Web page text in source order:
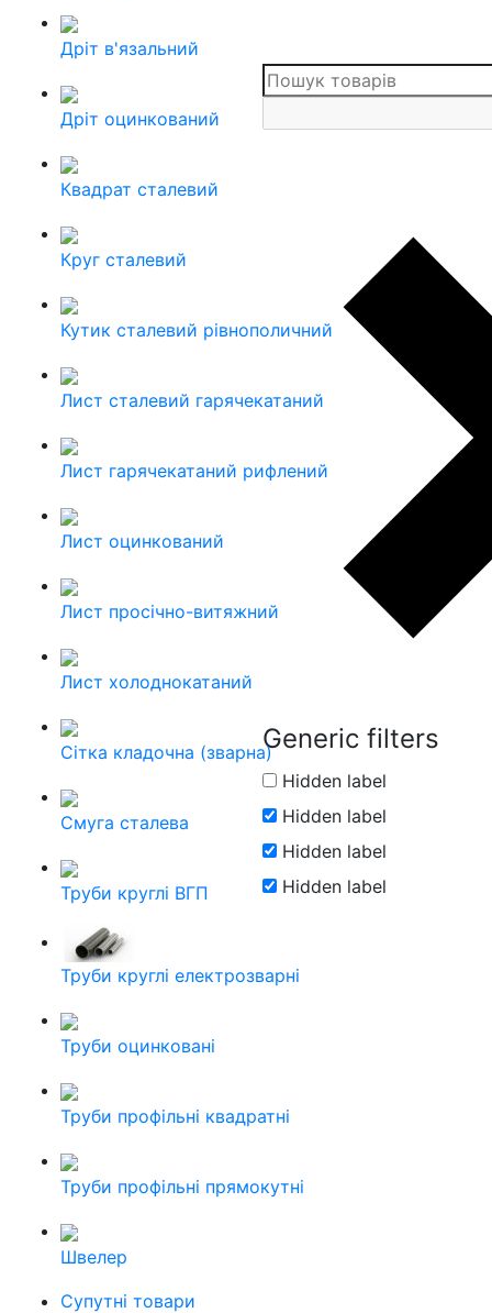
Generic filters
Hidden label
Hidden label
Hidden label
Hidden label
Дріт в'язальний
Дріт оцинкований
Квадрат сталевий
Круг сталевий
Кутик сталевий рівнополичний
Лист сталевий гарячекатаний
Лист гарячекатаний рифлений
Лист оцинкований
Лист просічно-витяжний
Лист холоднокатаний
Сітка кладочна (зварна)
Смуга сталева
Труби круглі ВГП
Труби круглі електрозварні
Труби оцинковані
Труби профільні квадратні
Труби профільні прямокутні
Швелер
Cупутні товари